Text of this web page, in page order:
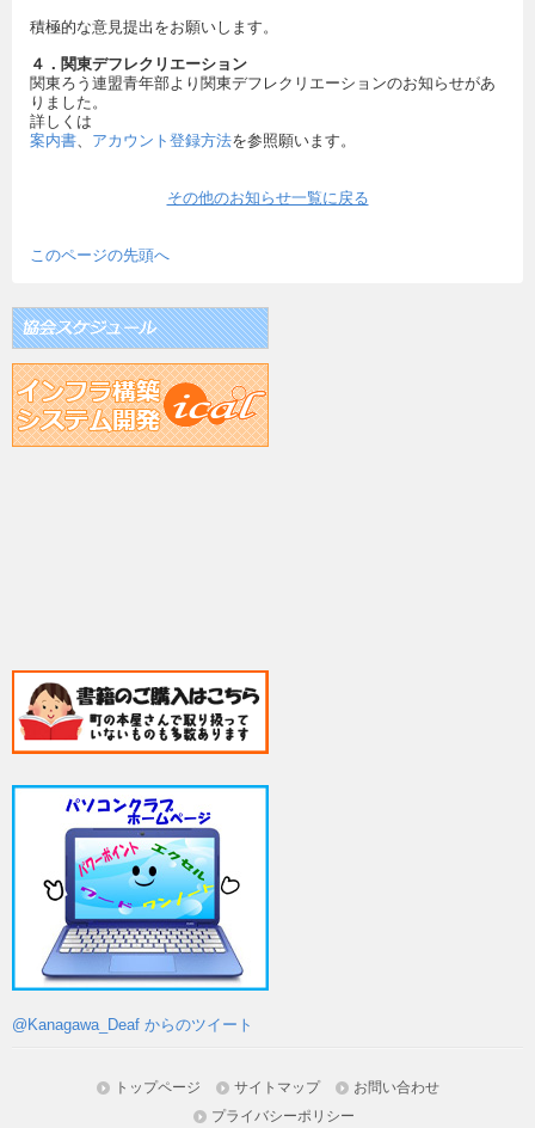
積極的な意見提出をお願いします。
４．関東デフレクリエーション
関東ろう連盟青年部より関東デフレクリエーションのお知らせがあ
りました。
詳しくは
案内書、 アカウント登録方法を参照願います。
その他のお知らせ一覧に戻る
このページの先頭へ
@Kanagawa_Deaf からのツイート
トップページ サイトマップ
お問い合わせ
プライバシーポリシー